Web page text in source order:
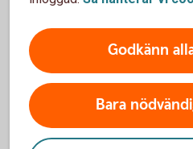
verksamheten
kriterierna för att
hållbar enligt
Bedömning enligt
Godkänn
Bara